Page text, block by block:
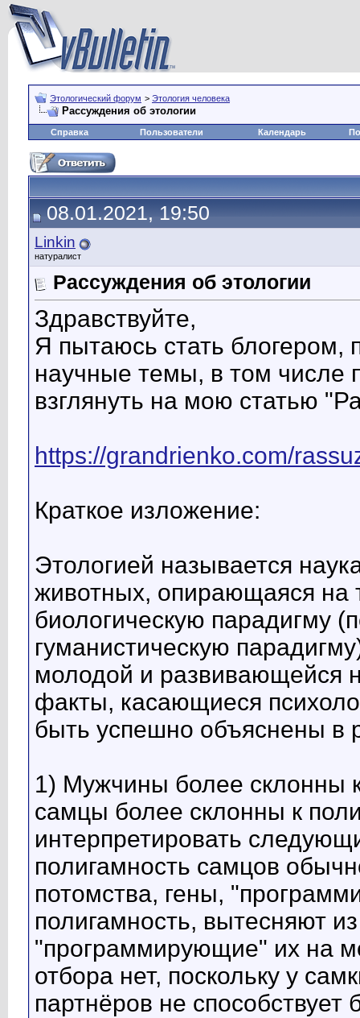
Этологический форум > Этология человека
Рассуждения об этологии
Справка Пользователи Календарь
08.01.2021, 19:50
Linkin
натуралист
Рассуждения об этологии
Здравствуйте,
Я пытаюсь стать блогером,
научные темы, в том числе
взглянуть на мою статью
https://grandrienko.com/
Краткое изложение:
Этологией называется
животных, опирающаяся на
биологическую парадигму
гуманистическую
молодой и развивающейся
факты, касающиеся
быть успешно объяснены в
1) Мужчины более склонны
самцы более склонны к
интерпретировать
полигамность самцов
потомства, гены,
полигамность, вытесняют
"программирующие" их на
отбора нет, поскольку у
партнёров не